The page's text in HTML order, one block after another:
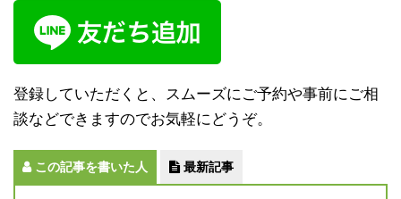
登録していただくと、スムーズにご予約や事前にご相
談などできますのでお気軽にどうぞ。
この記事を書いた人 最新記事